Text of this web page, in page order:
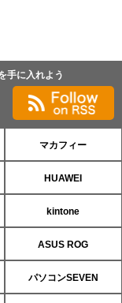
手に入れよう
マカフィー
HUAWEI
kintone
ASUS ROG
パソコンSEVEN